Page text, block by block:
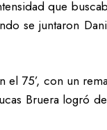
que
se juntaron
75’, con un
Bruera logró